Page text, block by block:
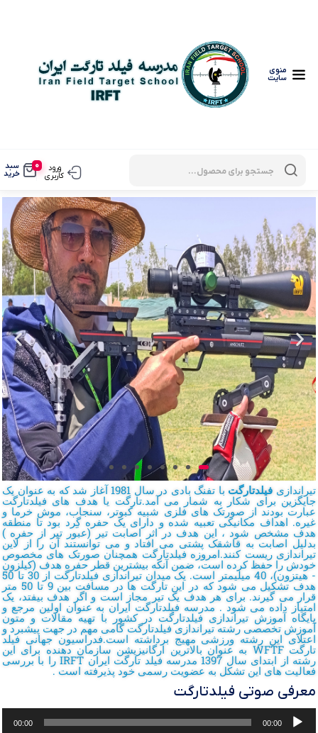
منوی
سایت
ورود
کاربری
0 سبد
خرید
تیراندازی فیلدتارگت با تفنگ بادی در سال 1981 آغاز شد که به عنوان یک
جایگزین برای شکار به شمار می آمد.تارگت یا هدف های فیلدتارگت
عبارت بودند از صورتک های فلزی شبیه کبوتر، سنجاب، موش خرما و
غیره. اهداف مکانیکی تعبیه شده و دارای یک حفره گِرد بود تا منطقه
هدف مشخص شود ، این هدف در اثر اصابت تیر (عبور تیر از حفره )
بدلیل اصابت به قاشقک پشتی می افتاد و می توانستند آن را از لاین
تیراندازی ریست کنند.امروزه فیلدتارگت همچنان صورتک های مخصوص
خودش را حفظ کرده است، ضمن آنکه بیشترین قطر حفره هدف (کیلزون
- هیتزون)، 40 میلیمتر است. یک میدان تیراندازی فیلدتارگت از 30 تا 50
هدف تشکیل می شود که در این تارگت ها در مسافت بین 9 تا 50 متر
قرار می گیرند. برای هر هدف یک تیر مجاز است و اگر هدف بیفتد، یک
امتیاز داده می شود . مدرسه فیلدتارگت ایران به عنوان اولین مرجع و
پایگاه آموزش تیراندازی فیلدتارگت در کشور با تهیه مقالات و متون
آموزش تخصصی رشته تیراندازی فیلدتارگت گامی مهم در جهت پیشبرد و
اعتلای این رشته ورزشی مهیج برداشته است.فدراسیون جهانی فیلد
تارگت WFTF به عنوان بالاترین ارگانیزیشن سازمان دهنده برای این
رشته از ابتدای سال 1397 مدرسه فیلد تارگت ایران IRFT را با بررسی
فعالیت های این تشکل به عضویت رسمی خود پذیرفته است .
معرفی صوتی فیلدتارگت
پخش‌کننده
صوت
00:00
00:00